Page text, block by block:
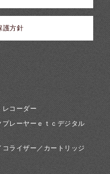
護方針
レコーダー
レーヤーｅｔｃデジタル
ライザー／カートリッジ